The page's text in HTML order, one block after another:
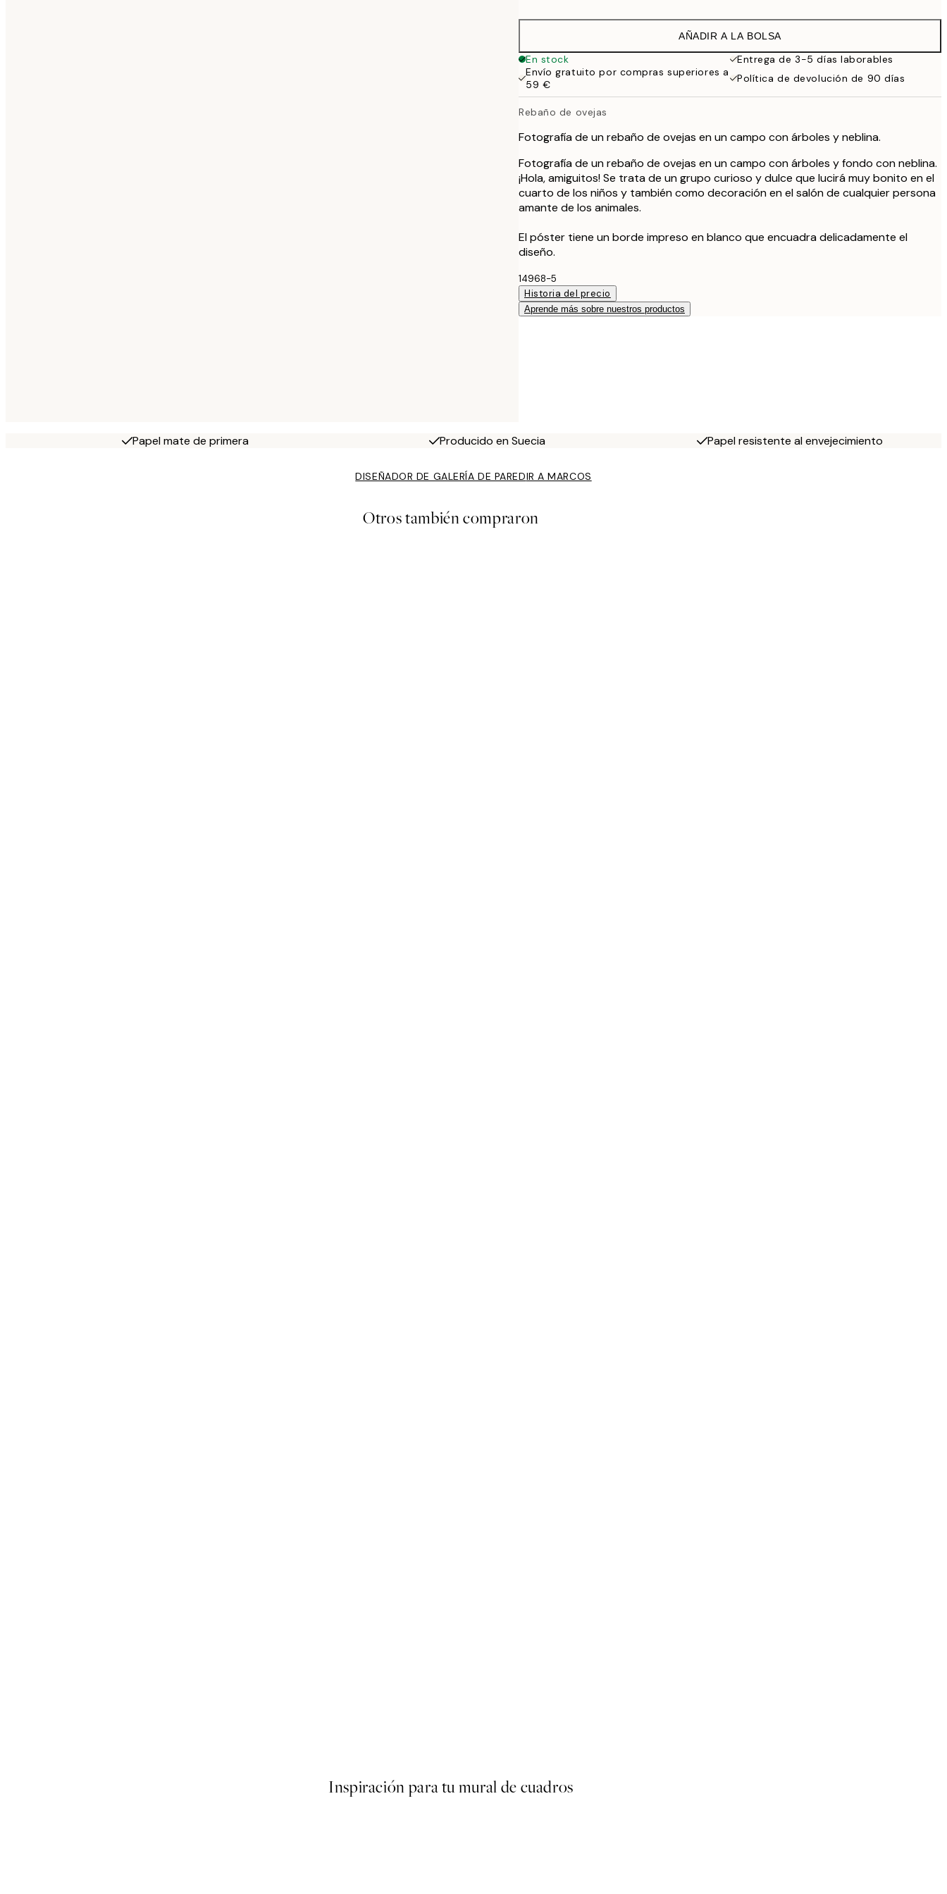
AÑADIR A LA BOLSA
En stock
Entrega de 3-5 días laborables
Envío gratuito por compras superiores a
59 €
Política de devolución de 90 días
Rebaño de ovejas
Fotografía de un rebaño de ovejas en un campo con árboles y neblina.
Fotografía de un rebaño de ovejas en un campo con árboles y fondo con neblina.
¡Hola, amiguitos! Se trata de un grupo curioso y dulce que lucirá muy bonito en el
cuarto de los niños y también como decoración en el salón de cualquier persona
amante de los animales.
El póster tiene un borde impreso en blanco que encuadra delicadamente el
diseño.
14968-5
Historia del precio
Aprende más sobre nuestros productos
Papel mate de primera Producido en Suecia Papel resistente al envejecimiento
DISEÑADOR DE GALERÍA DE PAREDIR A MARCOS
Otros también compraron
Inspiración para tu mural de cuadros